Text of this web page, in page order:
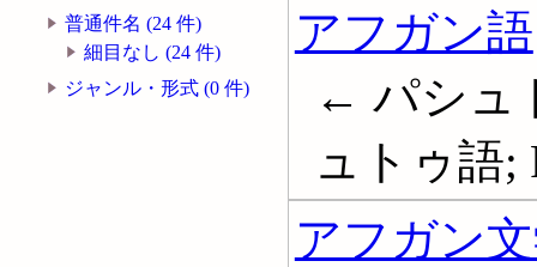
普通件名 (24 件)
細目なし (24 件)
ジャンル・形式 (0 件)
アフガン語
← パシュ
ュトゥ語;
アフガン